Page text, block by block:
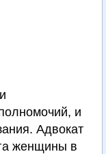
и
Адвокат
женщины в